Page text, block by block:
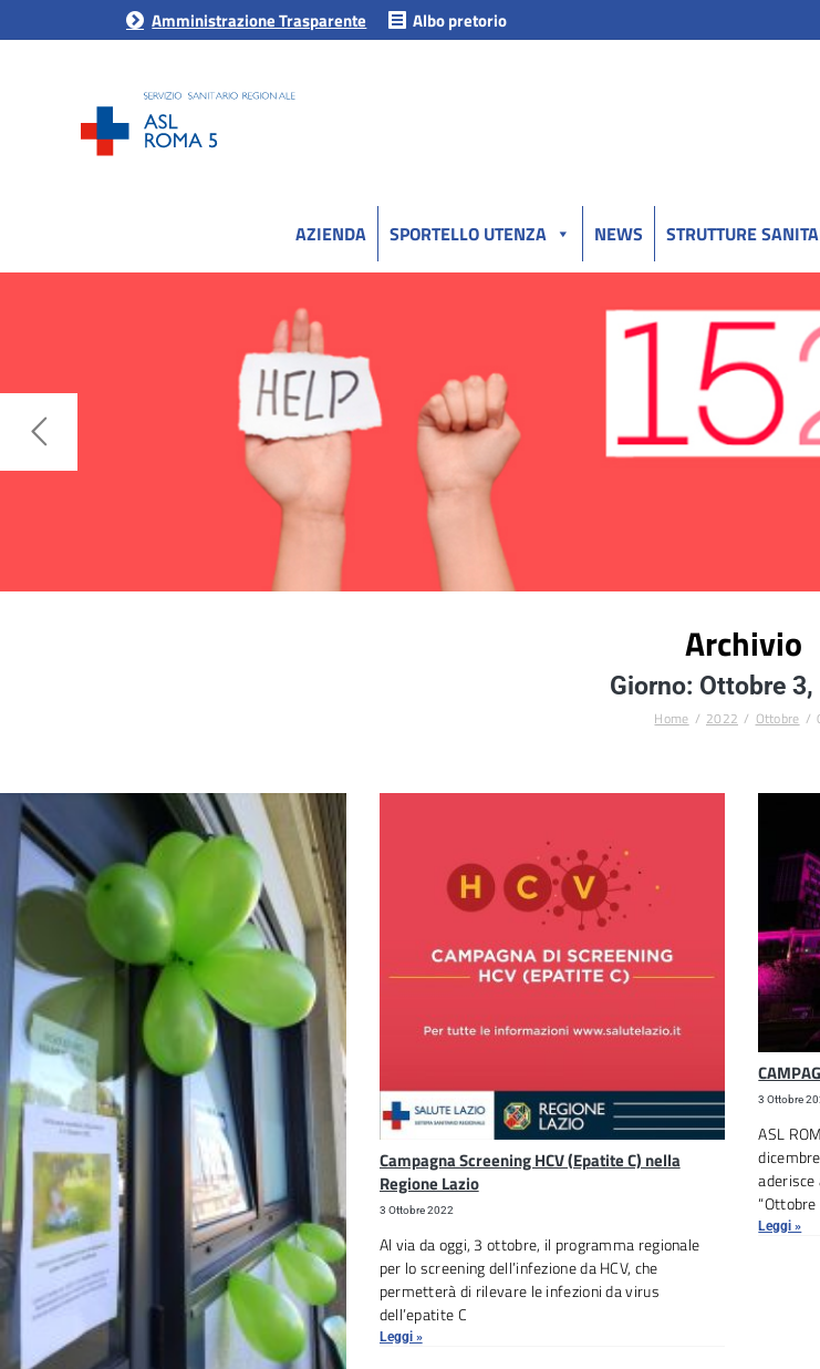
Amministrazione Trasparente Albo pretorio
AZIENDA SPORTELLO UTENZA NEWS STRUTTURE
Archivio
Giorno: Ottobre
Home 2022 Ottobre
Campagna Screening HCV (Epatite C) nella
Regione Lazio
3 Ottobre 2022
Al via da oggi, 3 ottobre, il programma regionale
per lo screening dell’infezione da HCV, che
permetterà di rilevare le infezioni da virus
dell’epatite C
Leggi »
3 Ottobre
ASL
aderisce
“Ottobre
Leggi »